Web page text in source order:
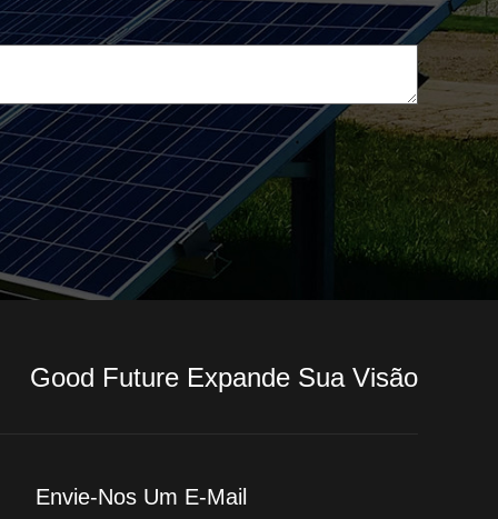
Good Future Expande Sua Visão
Envie-Nos Um E-Mail